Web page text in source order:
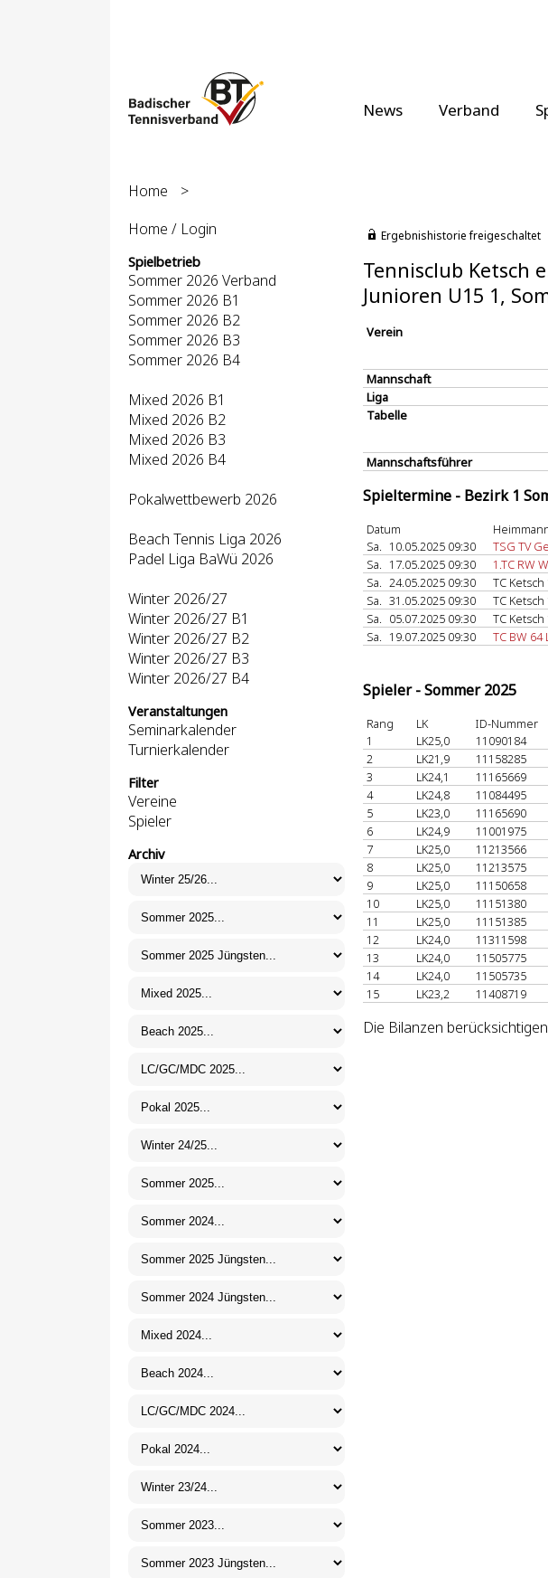
News Verband
Home
>
Home / Login
Spielbetrieb
Sommer 2026 Verband
Sommer 2026 B1
Sommer 2026 B2
Sommer 2026 B3
Sommer 2026 B4
Mixed 2026 B1
Mixed 2026 B2
Mixed 2026 B3
Mixed 2026 B4
Pokalwettbewerb 2026
Beach Tennis Liga 2026
Padel Liga BaWü 2026
Winter 2026/27
Winter 2026/27 B1
Winter 2026/27 B2
Winter 2026/27 B3
Winter 2026/27 B4
Veranstaltungen
Seminarkalender
Turnierkalender
Filter
Vereine
Spieler
Archiv
Ergebnishistorie freigeschaltet
Tennisclub Ketsch
Junioren U15 1,
Verein
Mannschaft
Liga
Tabelle
Mannschaftsführer
Spieltermine - Bezirk 1
Datum
Sa. 10.05.2025 09:30 TSG TV
Sa. 17.05.2025 09:30 1.TC RW
Sa. 24.05.2025 09:30 TC Ketsch
Sa. 31.05.2025 09:30 TC Ketsch
Sa. 05.07.2025 09:30 TC Ketsch
Sa. 19.07.2025 09:30 TC BW 64
Spieler - Sommer 2025
Rang LK ID-Nummer
1
LK25,0 11090184
2
LK21,9 11158285
3
LK24,1 11165669
4
LK24,8 11084495
5
LK23,0 11165690
6
LK24,9 11001975
7
LK25,0 11213566
8
LK25,0 11213575
9
LK25,0 11150658
10
LK25,0 11151380
11
LK25,0 11151385
12
LK24,0 11311598
13
LK24,0 11505775
14
LK24,0 11505735
15
LK23,2 11408719
Die Bilanzen